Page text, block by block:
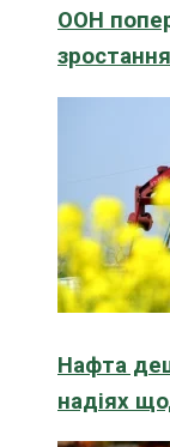
ООН
Нафта
надіях